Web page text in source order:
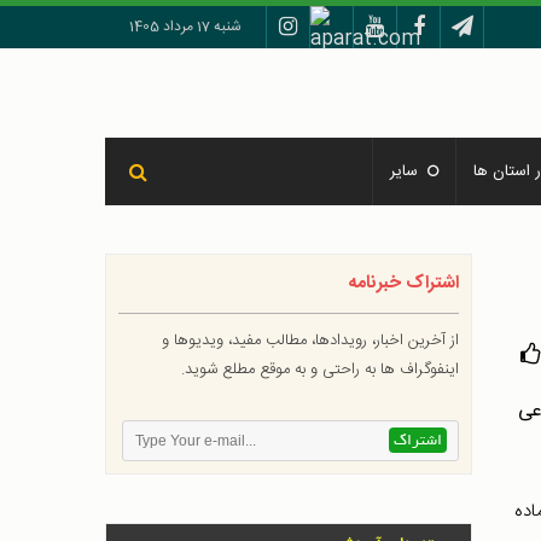
شنبه 17 مرداد 1405
استان ها سایر
اشتراک خبرنامه
از آخرین اخبار، رویدادها، مطالب مفید، ویدیوها و
اینفوگراف ها به راحتی و به موقع مطلع شوید.